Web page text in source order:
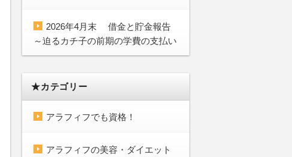
2026年4月末 借金と貯金報告
～迫るカチ子の前期の学費の支払い
★カテゴリー
アラフィフでも資格！
アラフィフの美容・ダイエット